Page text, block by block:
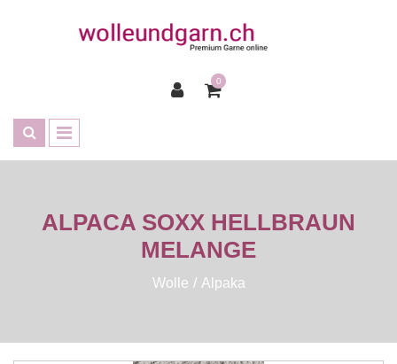
0
ALPACA SOXX HELLBRAUN
MELANGE
Wolle Alpaka